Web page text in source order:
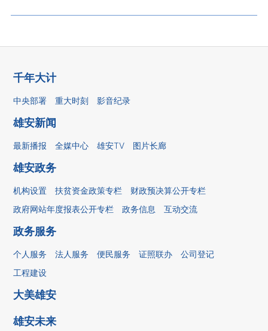
千年大计
中央部署 重大时刻 影音纪录
雄安新闻
最新播报 全媒中心 雄安TV 图片长廊
雄安政务
机构设置 扶贫资金政策专栏
财政预决算公开专栏
政府网站年度报表公开专栏
政务信息 互动交流
政务服务
个人服务 法人服务 便民服务 证照联办
公司登记
工程建设
大美雄安
雄安未来